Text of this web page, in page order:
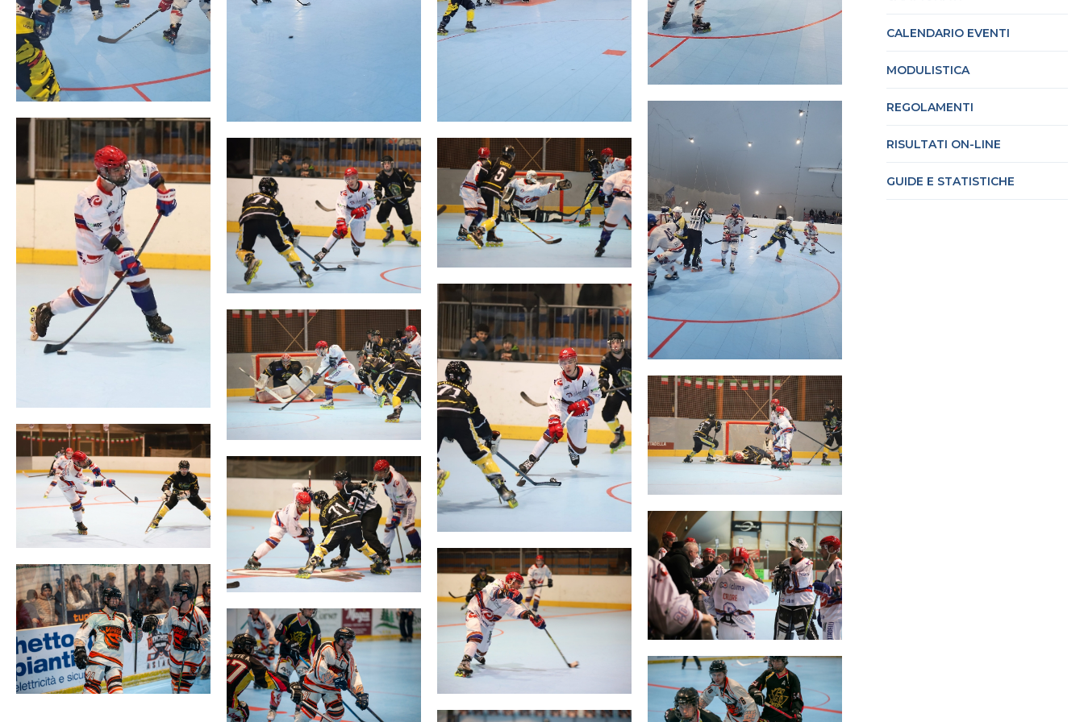
CALENDARIO EVENTI
MODULISTICA
REGOLAMENTI
RISULTATI ON-LINE
GUIDE E STATISTICHE
SKATE4ALL
Photogallery Cookie policy